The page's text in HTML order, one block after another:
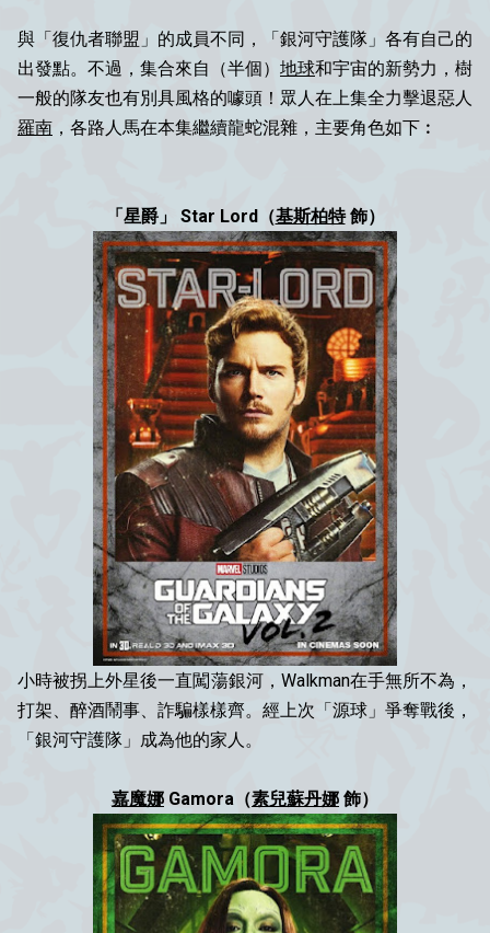
與「復仇者聯盟」的成員不同，「銀河守護隊」各有自己的
出發點。不過，集合來自（半個） 地球和宇宙的新勢力，樹
一般的隊友也有別具風格的噱頭！眾人在上集全力擊退惡人
羅南 ，各路人馬在本集繼續龍蛇混雜，主要角色如下︰
「星爵」 Star Lord（基斯柏特飾）
小時被拐上外星後一直闖蕩銀河，Walkman在手無所不為，
打架、醉酒鬧事、詐騙樣樣齊。經上次「源球」爭奪戰後，
「銀河守護隊」成為他的家人。
嘉魔娜 Gamora（素兒蘇丹娜 飾）